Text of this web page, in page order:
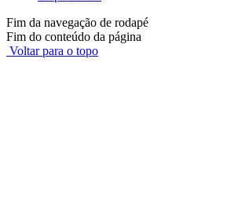
Fim da navegação de rodapé
Fim do conteúdo da página
Voltar para o topo